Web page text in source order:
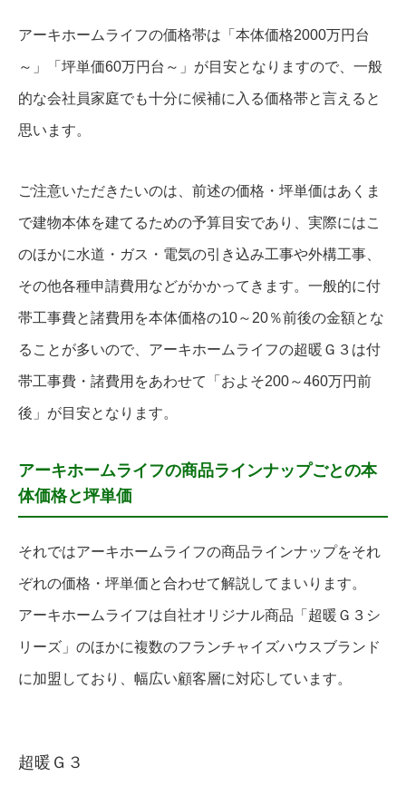
アーキホームライフの価格帯は「本体価格2000万円台
～」「坪単価60万円台～」が目安となりますので、一般
的な会社員家庭でも十分に候補に入る価格帯と言えると
思います。
ご注意いただきたいのは、前述の価格・坪単価はあくま
で建物本体を建てるための予算目安であり、実際にはこ
のほかに水道・ガス・電気の引き込み工事や外構工事、
その他各種申請費用などがかかってきます。一般的に付
帯工事費と諸費用を本体価格の10～20％前後の金額とな
ることが多いので、アーキホームライフの超暖Ｇ３は付
帯工事費・諸費用をあわせて「およそ200～460万円前
後」が目安となります。
アーキホームライフの商品ラインナップごとの本
体価格と坪単価
それではアーキホームライフの商品ラインナップをそれ
ぞれの価格・坪単価と合わせて解説してまいります。
アーキホームライフは自社オリジナル商品「超暖Ｇ３シ
リーズ」のほかに複数のフランチャイズハウスブランド
に加盟しており、幅広い顧客層に対応しています。
超暖Ｇ３